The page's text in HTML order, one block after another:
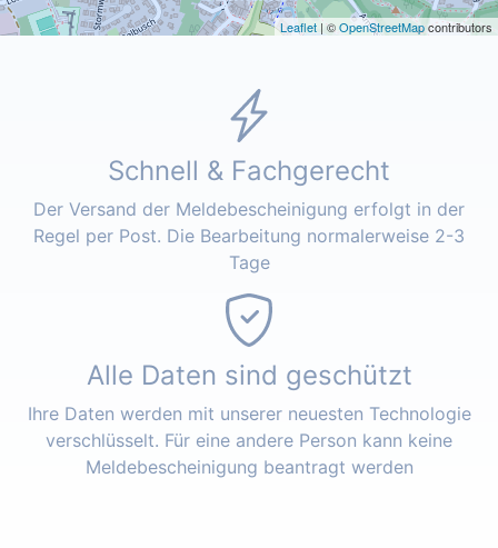
Leaflet | ©OpenStreetMapcontributors
Schnell & Fachgerecht
Der Versand der Meldebescheinigung erfolgt in der
Regel per Post. Die Bearbeitung normalerweise 2-3
Tage
Alle Daten sind geschützt
Ihre Daten werden mit unserer neuesten Technologie
verschlüsselt. Für eine andere Person kann keine
Meldebescheinigung beantragt werden